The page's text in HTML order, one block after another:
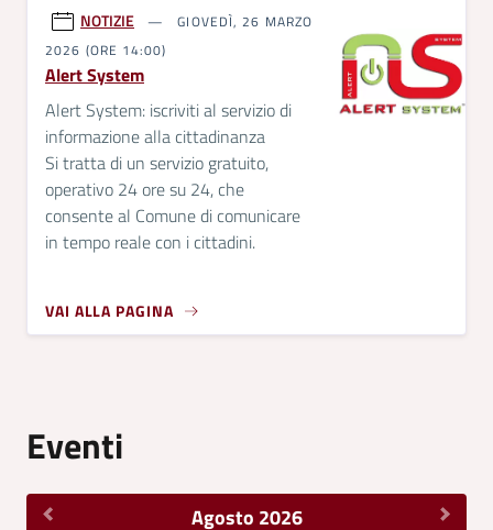
NOTIZIE
GIOVEDÌ, 26 MARZO
2026 (ORE 14:00)
Alert System
Alert System: iscriviti al servizio di
informazione alla cittadinanza
Si tratta di un servizio gratuito,
operativo 24 ore su 24, che
consente al Comune di comunicare
in tempo reale con i cittadini.
VAI ALLA PAGINA
Eventi
Agosto 2026